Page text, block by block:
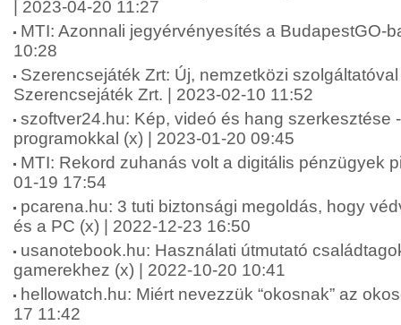
| 2023-04-20 11:27
MTI: Azonnali jegyérvényesítés a BudapestGO-
10:28
Szerencsejáték Zrt: Új, nemzetközi
Szerencsejáték Zrt. | 2023-02-10 11:52
szoftver24.hu: Kép, videó és hang szerkesztése
programokkal (x) | 2023-01-20 09:45
MTI: Rekord zuhanás volt a digitális pénzügyek
01-19 17:54
pcarena.hu: 3 tuti biztonsági megoldás, hogy
és a PC (x) | 2022-12-23 16:50
usanotebook.hu: Használati útmutató
gamerekhez (x) | 2022-10-20 10:41
hellowatch.hu: Miért nevezzük “okosnak” az
17 11:42